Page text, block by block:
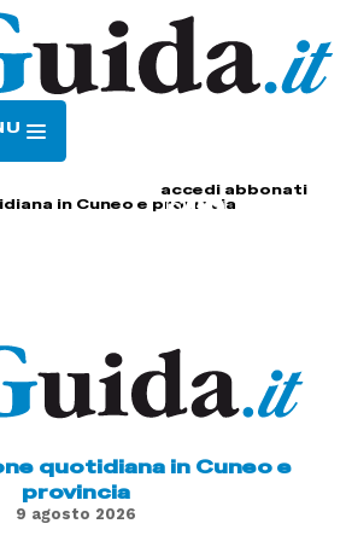
accedi abbonati
in Cuneo e provincia
quotidiana in Cuneo e
provincia
9 agosto 2026